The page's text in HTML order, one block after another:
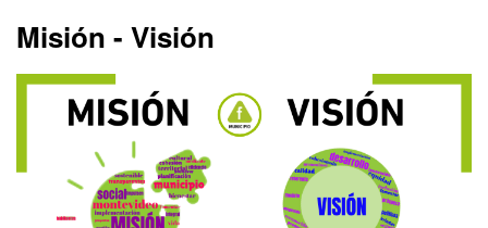
top
Misión - Visión